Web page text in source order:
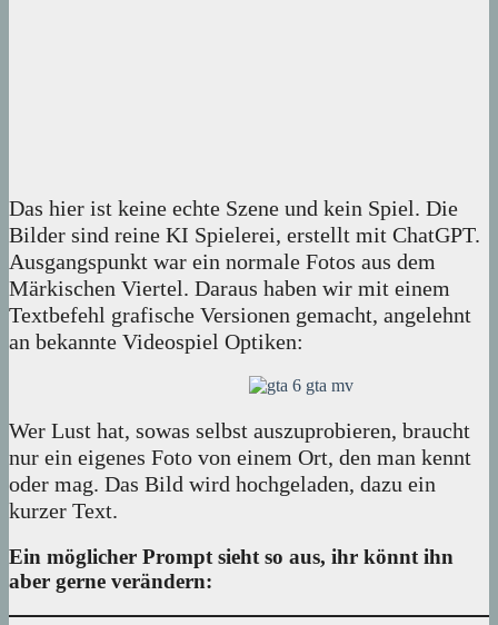
Das hier ist keine echte Szene und kein Spiel. Die
Bilder sind reine KI Spielerei, erstellt mit ChatGPT.
Ausgangspunkt war ein normale Fotos aus dem
Märkischen Viertel. Daraus haben wir mit einem
Textbefehl grafische Versionen gemacht, angelehnt
an bekannte Videospiel Optiken:
Wer Lust hat, sowas selbst auszuprobieren, braucht
nur ein eigenes Foto von einem Ort, den man kennt
oder mag. Das Bild wird hochgeladen, dazu ein
kurzer Text.
Ein möglicher Prompt sieht so aus, ihr könnt ihn
aber gerne verändern: